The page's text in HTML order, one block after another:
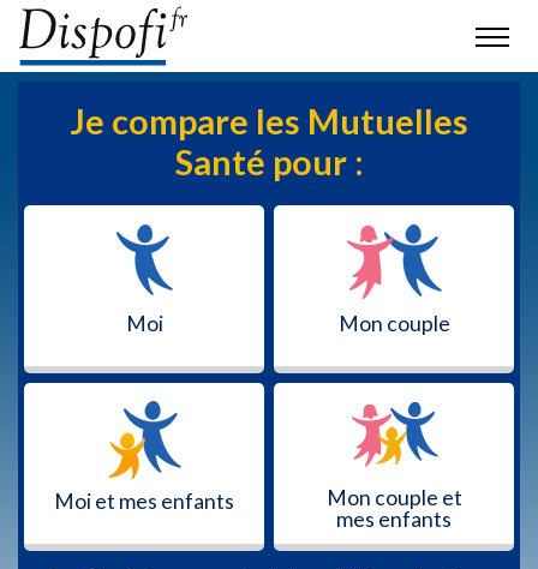
Je compare les Mutuelles
Santé pour :
Moi Mon couple
Moi et mes enfants
Mon couple et
mes enfants